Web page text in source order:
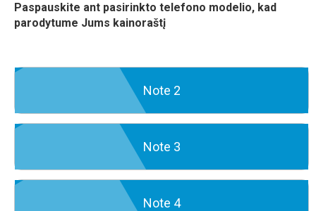
Paspauskite ant pasirinkto telefono modelio, kad
parodytume Jums kainoraštį
Note 2
Note 3
Note 4